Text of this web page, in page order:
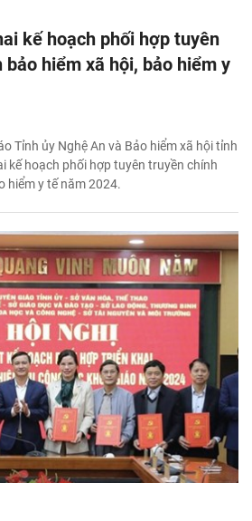
kế hoạch phối hợp tuyên
hiểm xã hội, bảo hiểm y
Tỉnh ủy Nghệ An và Bảo hiểm xã hội tỉnh
kế hoạch phối hợp tuyên truyền chính
hiểm y tế năm 2024.